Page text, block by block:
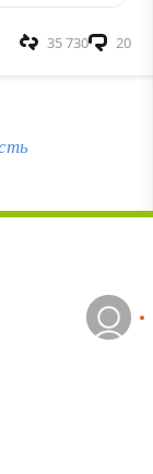
20
35 730